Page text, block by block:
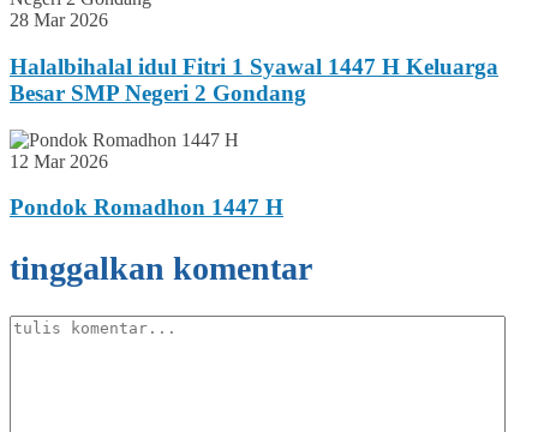
28 Mar 2026
Halalbihalal idul Fitri 1 Syawal 1447 H Keluarga
Besar SMP Negeri 2 Gondang
12 Mar 2026
Pondok Romadhon 1447 H
tinggalkan komentar